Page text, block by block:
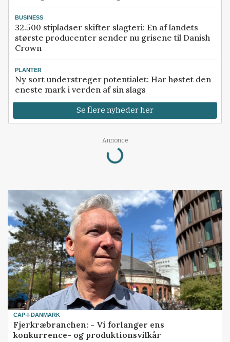
BUSINESS
32.500 stipladser skifter slagteri: En af landets
største producenter sender nu grisene til Danish
Crown
PLANTER
Ny sort understreger potentialet: Har høstet den
eneste mark i verden af sin slags
Se flere nyheder her
Annonce
Loading...
CAP-I-DANMARK
Fjerkræbranchen: - Vi forlanger ens
konkurrence- og produktionsvilkår